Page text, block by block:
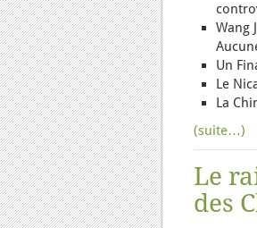
Wang
Un
Le
La
(suite…)
Le
des